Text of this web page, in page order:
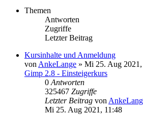
Themen
Antworten
Zugriffe
Letzter Beitrag
Kursinhalte und Anmeldung
von AnkeLange » Mi 25. Aug 2021,
Gimp 2.8 - Einsteigerkurs
0 Antworten
325467 Zugriffe
Letzter Beitrag von
Mi 25. Aug 2021, 11:48